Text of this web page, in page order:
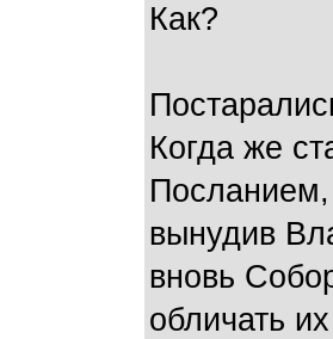
Как?
Когда же
Посланием,
вынудив
вновь
обличать